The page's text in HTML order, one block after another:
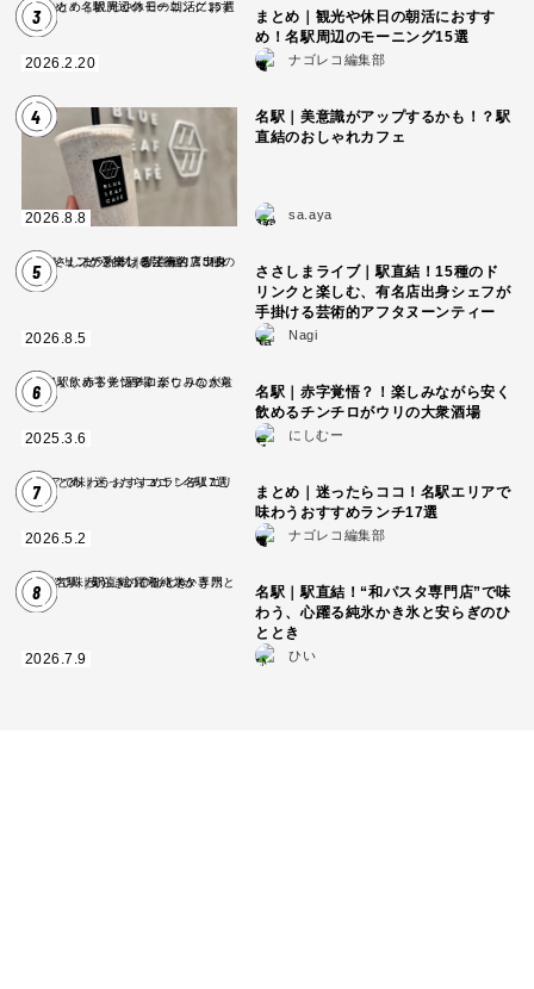
3
2026.2.20
まとめ｜観光や休日の朝活におすす
め！名駅周辺のモーニング15選
ナゴレコ編集部
4
2026.8.8
名駅｜美意識がアップするかも！？駅
直結のおしゃれカフェ
sa.aya
5
2026.8.5
ささしまライブ｜駅直結！15種のド
リンクと楽しむ、有名店出身シェフが
手掛ける芸術的アフタヌーンティー
Nagi
6
2025.3.6
名駅｜赤字覚悟？！楽しみながら安く
飲めるチンチロがウリの大衆酒場
にしむー
7
2026.5.2
まとめ｜迷ったらココ！名駅エリアで
味わうおすすめランチ17選
ナゴレコ編集部
8
2026.7.9
名駅｜駅直結！“和パスタ専門店”で味
わう、心躍る純氷かき氷と安らぎのひ
ととき
ひい